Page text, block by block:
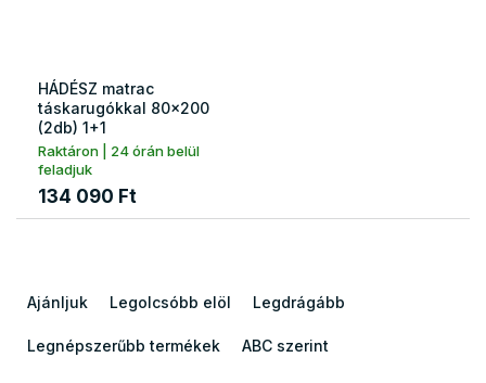
HÁDÉSZ matrac
táskarugókkal 80x200
(2db) 1+1
Raktáron | 24 órán belül
feladjuk
134 090 Ft
e
m
Ajánljuk Legolcsóbb elöl Legdrágább
Legnépszerűbb termékek ABC szerint